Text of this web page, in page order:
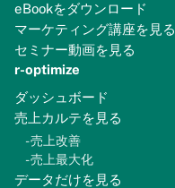
eBookをダウンロード
マーケティング講座を見る
セミナー動画を見る
r-optimize
ダッシュボード
売上カルテを見る
-売上改善
-売上最大化
データだけを見る